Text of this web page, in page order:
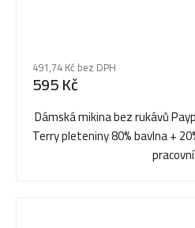
hodnocení
produktu
je
5,0
z
491,74 Kč bez DPH
595 Kč
Dámská mikina bez rukávů
Terry pleteniny 80% bavlna +